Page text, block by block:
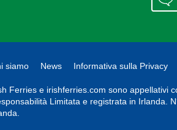
siamo News Informativa sulla Privacy
Ferries e irishferries.com sono appellativi
Limitata e registrata in Irlanda.